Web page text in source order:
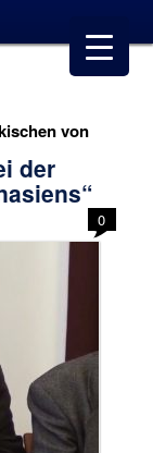
von
der
0